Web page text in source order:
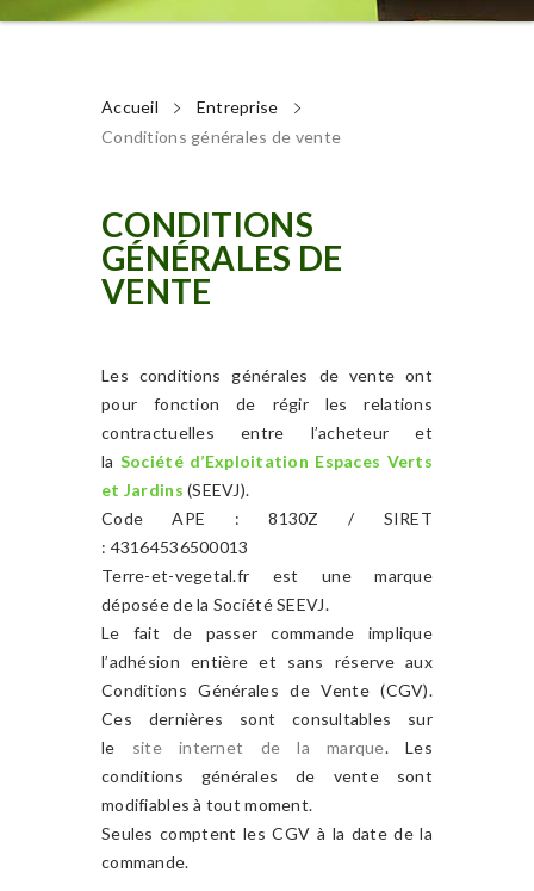
Accueil
Entreprise
Conditions générales de vente
CONDITIONS
GÉNÉRALES DE
VENTE
Les conditions générales de vente ont
pour fonction de régir les relations
contractuelles entre l’acheteur et
la Société d’Exploitation Espaces Verts
et Jardins (SEEVJ).
Code APE : 8130Z / SIRET
: 43164536500013
Terre-et-vegetal.fr est une marque
déposée de la Société SEEVJ.
Le fait de passer commande implique
l’adhésion entière et sans réserve aux
Conditions Générales de Vente (CGV).
Ces dernières sont consultables sur
le site internet de la marque. Les
conditions générales de vente sont
modifiables à tout moment.
Seules comptent les CGV à la date de la
commande.